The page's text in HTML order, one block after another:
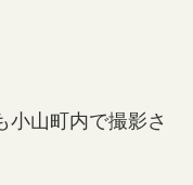
小山町内で撮影さ